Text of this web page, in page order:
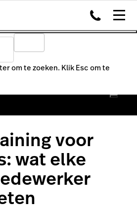
om te zoeken. Klik Esc om te
voor
wat elke